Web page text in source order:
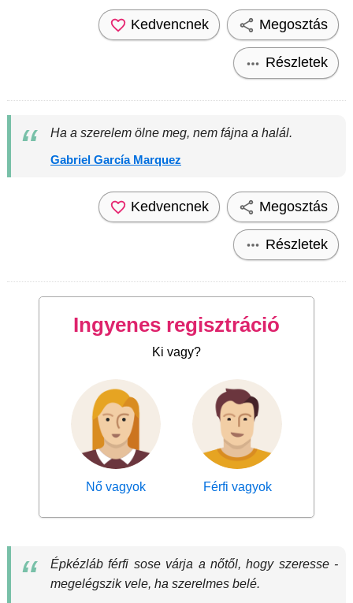
Kedvencnek Megosztás
Részletek
Ha a szerelem ölne meg, nem fájna a halál.
Gabriel García Marquez
Kedvencnek Megosztás
Részletek
Ingyenes regisztráció
Ki vagy?
Nő vagyok Férfi vagyok
Épkézláb férfi sose várja a nőtől, hogy szeresse -
megelégszik vele, ha szerelmes belé.